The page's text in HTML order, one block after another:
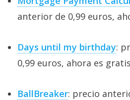
anterior de 0,99 euros,
Days until my birthday:
0,99 euros, ahora es
BallBreaker: precio